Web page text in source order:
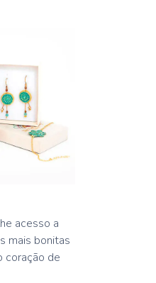
acesso a
mais bonitas
coração de